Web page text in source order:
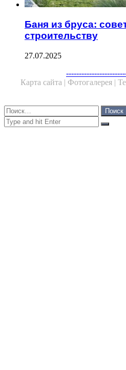
Баня из бруса:
строительству
27.07.2025
Карта сайта | Фотогалерея |
Close
Найти:
Close
Search